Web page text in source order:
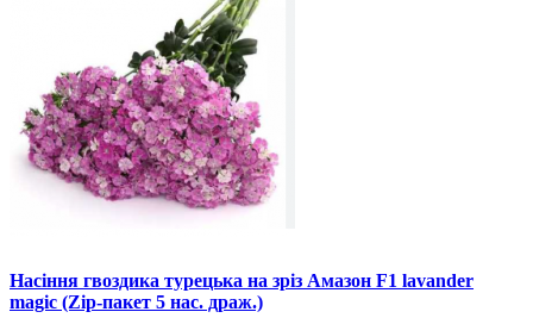
Насіння гвоздика турецька на зріз Амазон F1 lavander
magic (Zip-пакет 5 нас. драж.)